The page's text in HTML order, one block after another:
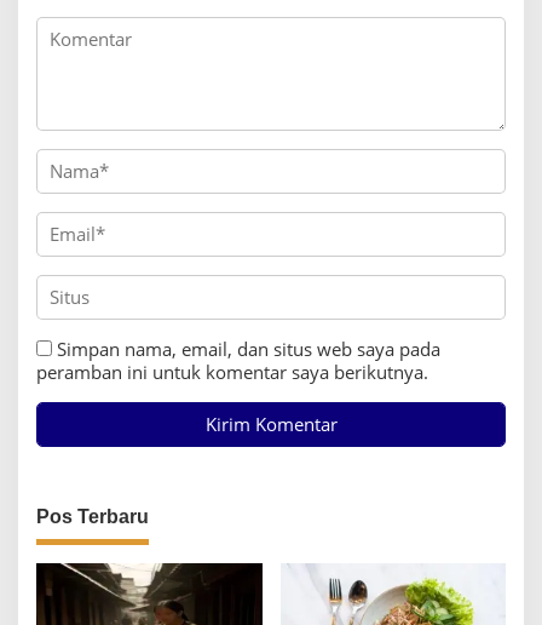
Simpan nama, email, dan situs web saya pada
peramban ini untuk komentar saya berikutnya.
Pos Terbaru